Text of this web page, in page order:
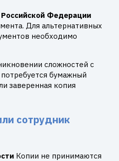
Федерации
Для альтернативных
необходимо
сложностей с
бумажный
заверенная копия
сотрудник
Копии не принимаются